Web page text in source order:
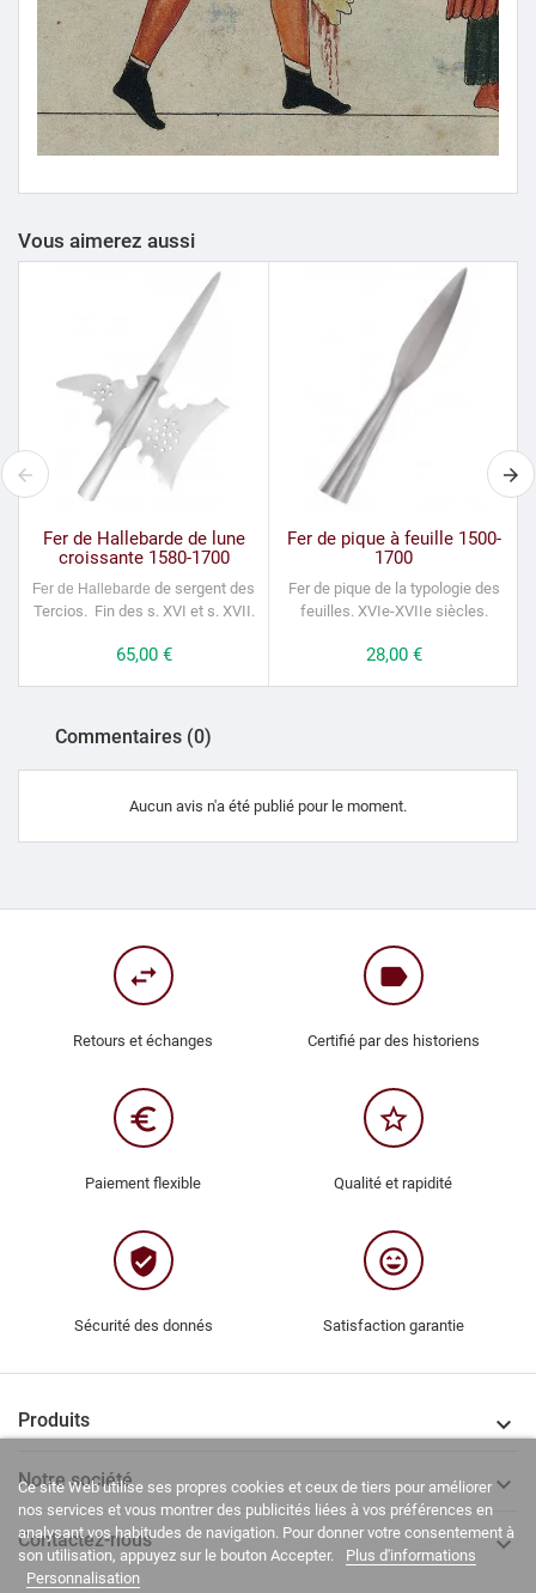
Vous aimerez aussi
Fer de Hallebarde de lune
croissante 1580-1700
Fer de Hallebarde de sergent des
Tercios. Fin des s. XVI et s. XVII.
Prix
65,00 €
Fer de pique à feuille 1500-
1700
Fer de pique de la typologie des
feuilles. XVIe-XVIIe siècles.
Prix
28,00 €
Commentaires (0)
Aucun avis n'a été publié pour le moment.
swap_horiz
Retours et échanges
label
Certifié par des historiens
euro_symbol
Paiement flexible
star_border
Qualité et rapidité
verified_user
Sécurité des donnés
sentiment_very_satisfied
Satisfaction garantie
Produits 
Notre société 
Contactez-nous 
Ce site Web utilise ses propres cookies et ceux de tiers pour améliorer
nos services et vous montrer des publicités liées à vos préférences en
analysant vos habitudes de navigation. Pour donner votre consentement à
son utilisation, appuyez sur le bouton Accepter.
Plus d'informations
Personnalisation